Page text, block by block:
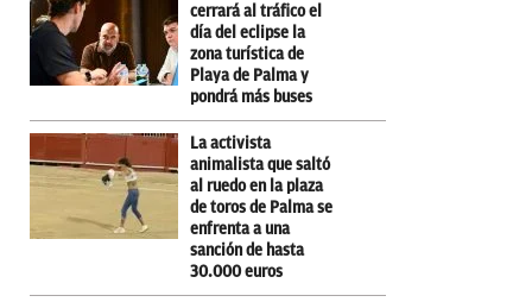
cerrará al tráfico el
día del eclipse la
zona turística de
Playa de Palma y
pondrá más buses
La activista
animalista que saltó
al ruedo en la plaza
de toros de Palma se
enfrenta a una
sanción de hasta
30.000 euros